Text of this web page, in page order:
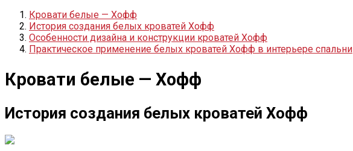
Кровати белые — Хофф
История создания белых кроватей Хофф
Особенности дизайна и конструкции кроватей Хофф
Практическое применение белых кроватей Хофф в интерьере спальни
Кровати белые — Хофф
История создания белых кроватей Хофф